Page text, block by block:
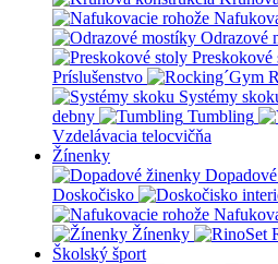
Odrazové
Preskokové
Príslušenstvo
Systémy
debny
Tumbling
Vzdelávacia telocvičňa
Žínenky
Doskočisko
Žínenky
Školský šport